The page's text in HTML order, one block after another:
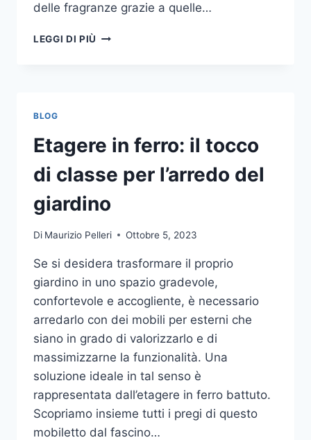
delle fragranze grazie a quelle…
LEGGI DI PIÙ
BLOG
Etagere in ferro: il tocco
di classe per l’arredo del
giardino
Di Maurizio Pelleri Ottobre 5, 2023
Se si desidera trasformare il proprio
giardino in uno spazio gradevole,
confortevole e accogliente, è necessario
arredarlo con dei mobili per esterni che
siano in grado di valorizzarlo e di
massimizzarne la funzionalità. Una
soluzione ideale in tal senso è
rappresentata dall’etagere in ferro battuto.
Scopriamo insieme tutti i pregi di questo
mobiletto dal fascino…